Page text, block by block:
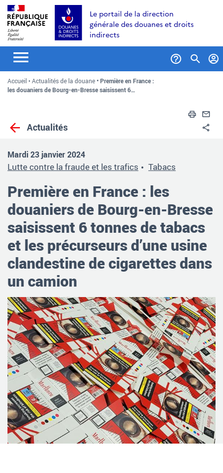
Aller
au
contenu
Aller
recherche
Aller
au
menu
Le portail de la direction
générale des douanes et droits
indirects
Accueil Actualités de la douane
Première en France :
les douaniers de Bourg-en-Bresse saisissent 6…
Actualités
Mardi 23 janvier 2024
Lutte contre la fraude et les trafics Tabacs
Première en France : les
douaniers de Bourg-en-Bresse
saisissent 6 tonnes de tabacs
et les précurseurs d’une usine
clandestine de cigarettes dans
un camion